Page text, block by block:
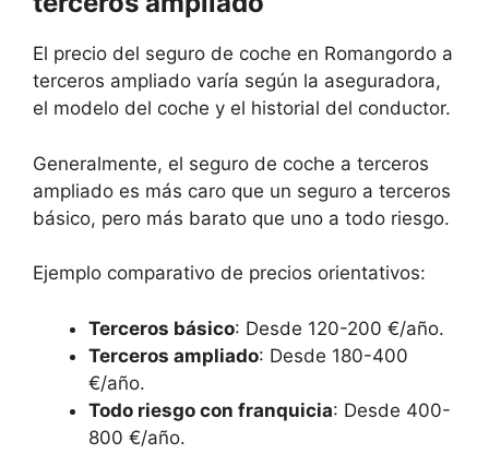
El precio del seguro de coche en Romangordo a
terceros ampliado varía según la aseguradora,
el modelo del coche y el historial del conductor.
Generalmente, el seguro de coche a terceros
ampliado es más caro que un seguro a terceros
básico, pero más barato que uno a todo riesgo.
Ejemplo comparativo de precios orientativos:
Terceros básico: Desde 120-200 €/año.
Terceros ampliado: Desde 180-400
€/año.
Todo riesgo con franquicia: Desde 400-
800 €/año.